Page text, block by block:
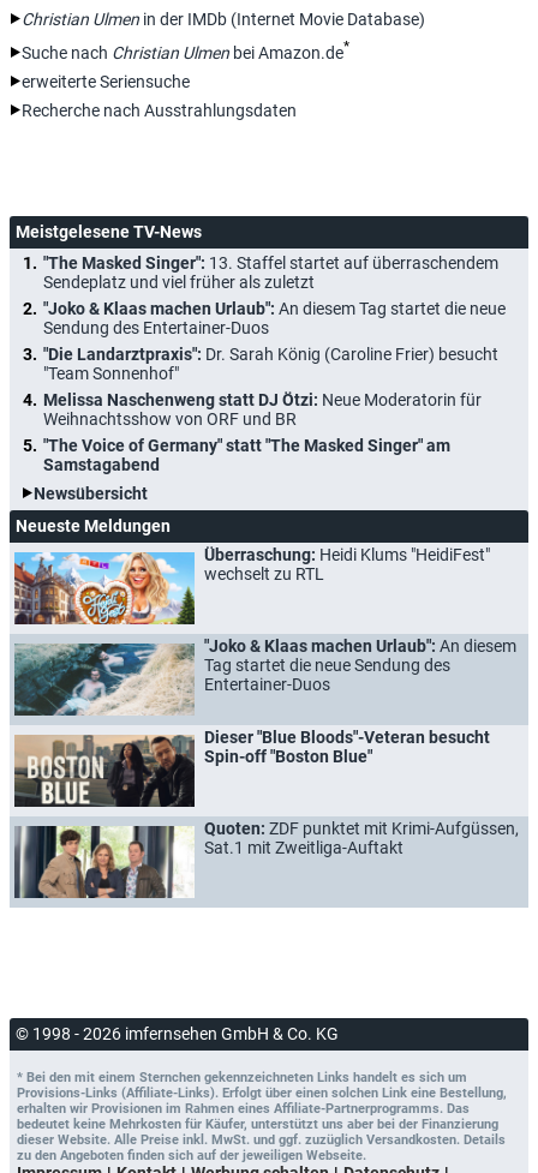
Christian Ulmen in der IMDb (Internet Movie Database)
Suche nach Christian Ulmen bei Amazon.de*
erweiterte Seriensuche
Recherche nach Ausstrahlungsdaten
Meistgelesene TV-News
"The Masked Singer": 13. Staffel startet auf überraschendem
Sendeplatz und viel früher als zuletzt
"Joko & Klaas machen Urlaub": An diesem Tag startet die neue
Sendung des Entertainer-Duos
"Die Landarztpraxis": Dr. Sarah König (Caroline Frier) besucht
"Team Sonnenhof"
Melissa Naschenweng statt DJ Ötzi: Neue Moderatorin für
Weihnachtsshow von ORF und BR
"The Voice of Germany" statt "The Masked Singer" am
Samstagabend
Newsübersicht
Neueste Meldungen
Überraschung: Heidi Klums "HeidiFest"
wechselt zu RTL
"Joko & Klaas machen Urlaub": An diesem
Tag startet die neue Sendung des
Entertainer-Duos
Dieser "Blue Bloods"-Veteran besucht
Spin-off "Boston Blue"
Quoten: ZDF punktet mit Krimi-Aufgüssen,
Sat.1 mit Zweitliga-Auftakt
© 1998 - 2026 imfernsehen GmbH & Co. KG
* Bei den mit einem Sternchen gekennzeichneten Links handelt es sich um
Provisions-Links (Affiliate-Links). Erfolgt über einen solchen Link eine Bestellung,
erhalten wir Provisionen im Rahmen eines Affiliate-Partnerprogramms. Das
bedeutet keine Mehrkosten für Käufer, unterstützt uns aber bei der Finanzierung
dieser Website. Alle Preise inkl. MwSt. und ggf. zuzüglich Versandkosten. Details
zu den Angeboten finden sich auf der jeweiligen Webseite.